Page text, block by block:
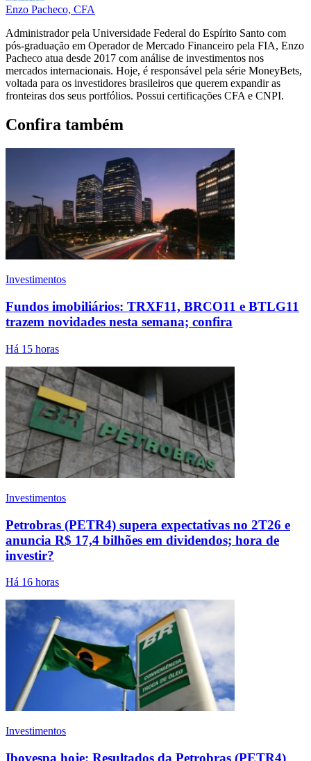
Enzo Pacheco, CFA
Administrador pela Universidade Federal do Espírito Santo com
pós-graduação em Operador de Mercado Financeiro pela FIA, Enzo
Pacheco atua desde 2017 com análise de investimentos nos
mercados internacionais. Hoje, é responsável pela série MoneyBets,
voltada para os investidores brasileiros que querem expandir as
fronteiras dos seus portfólios. Possui certificações CFA e CNPI.
Confira também
Investimentos
Fundos imobiliários: TRXF11, BRCO11 e BTLG11
trazem novidades nesta semana; confira
Há 15 horas
Investimentos
Petrobras (PETR4) supera expectativas no 2T26 e
anuncia R$ 17,4 bilhões em dividendos; hora de
investir?
Há 16 horas
Investimentos
Ibovespa hoje: Resultados da Petrobras (PETR4)